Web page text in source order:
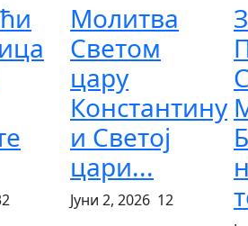
Молитва
Светом
цару
Константину
и Светој
цари...
Јуни 2, 2026 12